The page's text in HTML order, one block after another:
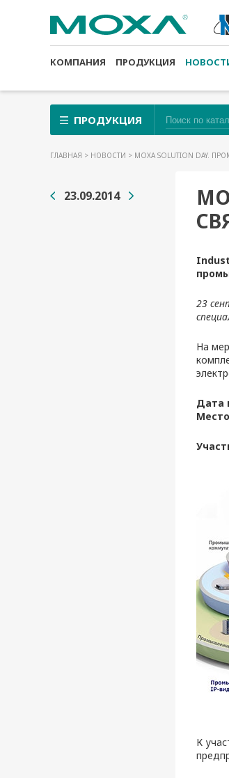
КОМПАНИЯ ПРОДУКЦИЯ
ПРОДУКЦИЯ
ГЛАВНАЯ > НОВОСТИ > MOXA SOLUTION
23.09.2014
23
На
Дата
К